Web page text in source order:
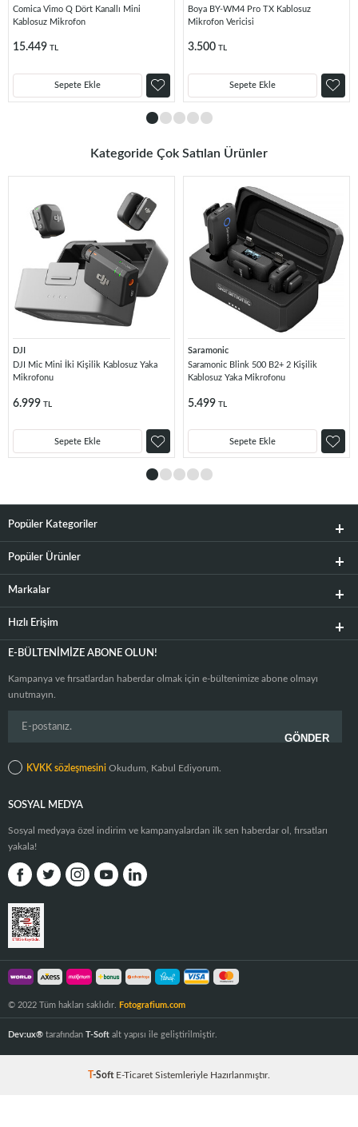
Comica Vimo Q Dört Kanallı Mini
Kablosuz Mikrofon
15.449 TL
Sepete Ekle
Boya BY-WM4 Pro TX Kablosuz
Mikrofon Vericisi
3.500 TL
Sepete Ekle
Kategoride Çok Satılan Ürünler
DJI
DJI Mic Mini İki Kişilik Kablosuz Yaka
Mikrofonu
6.999 TL
Sepete Ekle
Saramonic
Saramonic Blink 500 B2+ 2 Kişilik
Kablosuz Yaka Mikrofonu
5.499 TL
Sepete Ekle
Popüler Kategoriler
Popüler Ürünler
Markalar
Hızlı Erişim
E-BÜLTENIMIZE ABONE OLUN!
Kampanya ve fırsatlardan haberdar olmak için e-bültenimize abone olmayı
unutmayın.
KVKK sözleşmesini Okudum, Kabul Ediyorum.
SOSYAL MEDYA
Sosyal medyaya özel indirim ve kampanyalardan ilk sen haberdar ol, fırsatları
yakala!
© 2022 Tüm hakları saklıdır. Fotografium.com
Dev:ux® tarafından T-Soft alt yapısı ile geliştirilmiştir.
T-Soft E-Ticaret Sistemleriyle Hazırlanmıştır.